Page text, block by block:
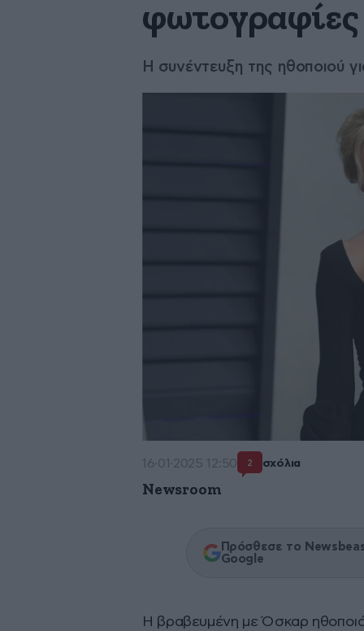
φωτογραφίες
Η συνέντευξη της ηθοποιού
16·01·2025 12:50 2 σχόλια
Newsroom
Πρόσθεσε το
Google
Η βραβευμένη με Όσκαρ